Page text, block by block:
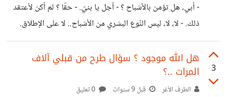
- أبي، هل تؤمن بالأشباح ؟ - أجل يا بنيّ. - حقّا ؟ لم أكن لأعتقد
ذلك. - لا، لا، ليس النّوع البشري من الأشباح.. لا على الإطلاق.
أنظر إلى أعلى يا بنيّ، سترى السّماء مليئة بهم. - النّجوم؟ لم
أفهم.. - كلّ نجم هو عبارة عن شمس بحجم و سطوع شمسنا،
فقط تخيّل كم المسافة التي يجب أن تضع الشّمس فيها كي تبدو
صغيرة و باهتة مثل النّجوم.. يسافر الضّوء الصّادر من النّجوم
3
هل الله موجود ؟ سؤال طرح من قبلي آلاف
المرات ..؟
الطرف الأغر قبل 9 سنوات